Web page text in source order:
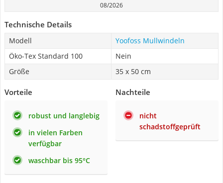
08/2026
Technische Details
Modell
Yoofoss Mullwindeln
Öko-Tex Standard 100
Nein
Größe
35 x 50 cm
Vorteile
robust und langlebig
in vielen Farben
verfügbar
waschbar bis 95°C
Nachteile
nicht
schadstoffgeprüft